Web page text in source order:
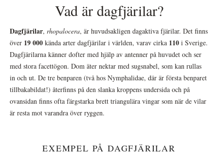
Vad är dagfjärilar?
Dagfjärilar, rhopalocera, är huvudsakligen dagaktiva fjärilar. Det finns
över 19 000 kända arter dagfjärilar i världen, varav cirka 110 i Sverige.
Dagfjärilarna känner dofter med hjälp av antenner på huvudet och ser
med stora facettögon. Dom äter nektar med sugsnabel, som kan rullas
in och ut. De tre benparen (två hos Nymphalidae, där är första benparet
tillbakabildat!) återfinns på den slanka kroppens undersida och på
ovansidan finns ofta färgstarka brett triangulära vingar som när de vilar
är resta mot varandra över ryggen.
EXEMPEL PÅ DAGFJÄRILAR